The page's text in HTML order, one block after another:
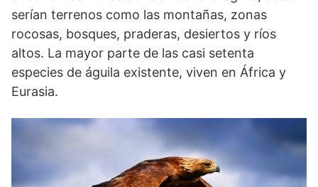
serían terrenos como las montañas, zonas
rocosas, bosques, praderas, desiertos y ríos
altos. La mayor parte de las casi setenta
especies de águila existente, viven en África y
Eurasia.